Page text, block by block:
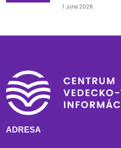
1. júna 2026
ADRESA